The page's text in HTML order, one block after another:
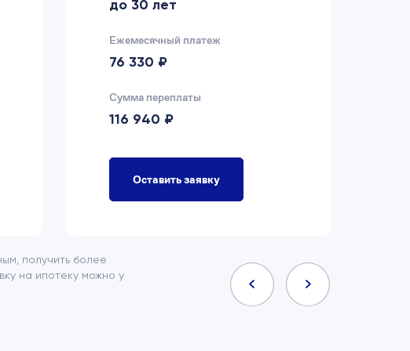
до 30 лет
Ежемесячный платеж
76 330 ₽
Сумма переплаты
116 940 ₽
Оставить заявку
получить более
на ипотеку можно у